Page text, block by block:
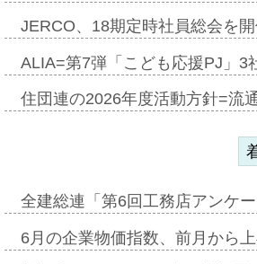
JERCO、18期定時社員総会を
ALIA=第7弾「こども応援PJ」
住団連の2026年度活動方針=流
全建総連「第6回工務店アンケ
6月の企業物価指数、前月から